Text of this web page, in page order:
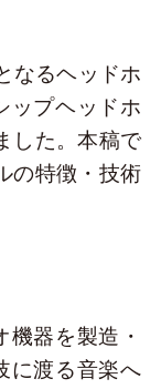
なるヘッドホ
ップヘッドホ
した。本稿で
の特徴・技術
器を製造・
に渡る音楽へ